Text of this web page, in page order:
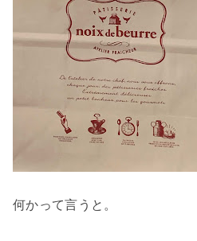
何かって言うと。